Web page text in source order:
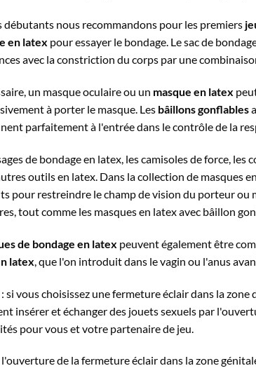
débutants nous recommandons pour les premiers
en latex pour essayer le bondage. Le sac de
avec la constriction du corps par une
un masque oculaire ou un masque en latex
à porter le masque. Les bâillons gonflables
parfaitement à l'entrée dans le contrôle de la
de bondage en latex, les camisoles de force,
outils en latex. Dans la collection de masques
pour restreindre le champ de vision du porteur ou
tout comme les masques en latex avec bâillon
de bondage en latex peuvent également être
latex , que l'on introduit dans le vagin ou l'anus
si vous choisissez une fermeture éclair dans la
insérer et échanger des jouets sexuels par
pour vous et votre partenaire de jeu.
l'ouverture de la fermeture éclair dans la zone